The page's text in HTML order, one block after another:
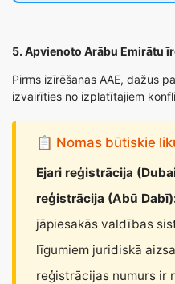
5. Apvienoto Arābu Emirātu
Pirms izīrēšanas AAE, dažus
izvairīties no izplatītajiem
📋 Nomas būtiskie
Ejari reģistrācija
reģistrācija (Abū
jāpiesakās valdības
līgumiem juridiskā
reģistrācijas numurs ir